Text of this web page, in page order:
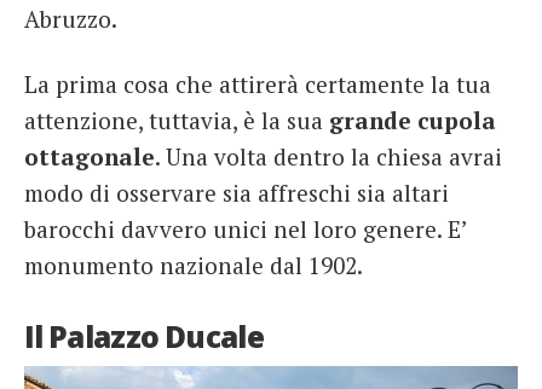
Abruzzo.
La prima cosa che attirerà certamente la tua
attenzione, tuttavia, è la sua grande cupola
ottagonale. Una volta dentro la chiesa avrai
modo di osservare sia affreschi sia altari
barocchi davvero unici nel loro genere. E’
monumento nazionale dal 1902.
Il Palazzo Ducale